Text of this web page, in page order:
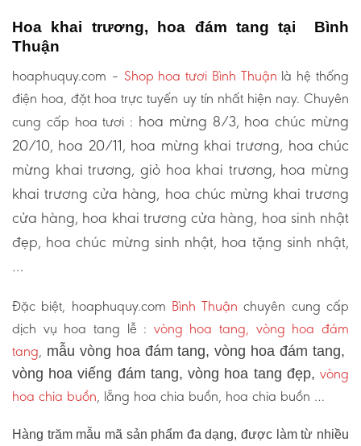
Hoa khai trương, hoa đám tang tại Bình
Thuận
hoaphuquy.com – Shop hoa tươi Bình Thuận là hệ thống
điện hoa, đặt hoa trực tuyến uy tín nhất hiện nay. Chuyên
cung cấp hoa tươi : hoa mừng 8/3, hoa chúc mừng
20/10, hoa 20/11, hoa mừng khai trương, hoa chúc
mừng khai trương, giỏ hoa khai trương, hoa mừng
khai trương cửa hàng, hoa chúc mừng khai trương
cửa hàng, hoa khai trương cửa hàng, hoa sinh nhật
đẹp, hoa chúc mừng sinh nhật, hoa tặng sinh nhật,
…
Đặc biệt, hoaphuquy.com Bình Thuận chuyên cung cấp
dịch vụ hoa tang lễ : vòng hoa tang, vòng hoa đám
tang, mẫu vòng hoa đám tang, vòng hoa đám tang,
vòng hoa viếng đám tang, vòng hoa tang đẹp, vòng
hoa chia buồn, lẵng hoa chia buồn, hoa chia buồn …
Hàng trăm mẫu mã sản phẩm đa dạng, được làm từ nhiều